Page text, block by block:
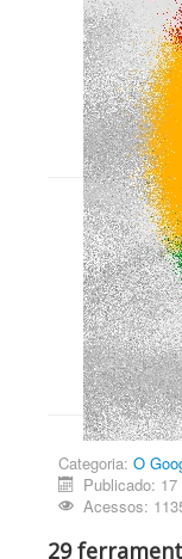
Categoria: O
Publicado:
Acessos:
29